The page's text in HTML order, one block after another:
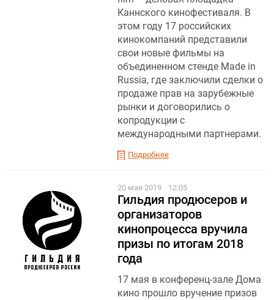
Каннского кинофестиваля. В
этом году 17 российских
кинокомпаний представили
свои новые фильмы на
объединенном стенде Made in
Russia, где заключили сделки о
продаже прав на зарубежные
рынки и договорились о
копродукции с
международными партнерами.
Подробнее
20 мая 2019 12:05
Гильдия продюсеров и
организаторов
кинопроцесса вручила
призы по итогам 2018
года
17 мая в конференц-зале Дома
кино прошло вручение призов